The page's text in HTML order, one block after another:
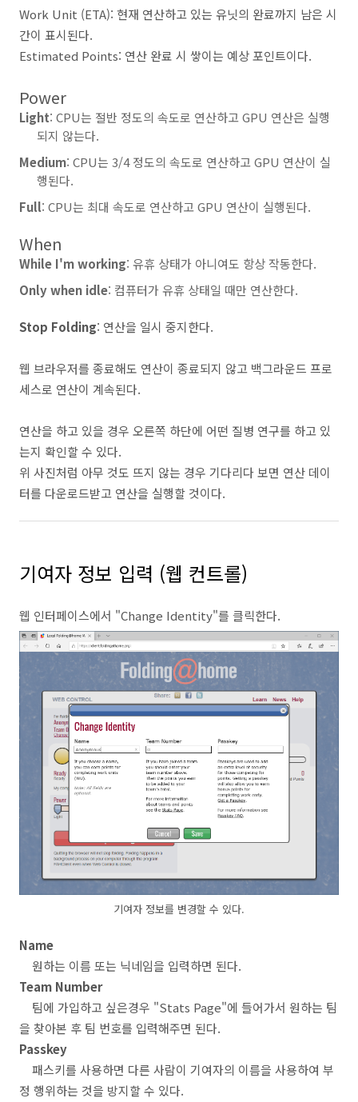
Work Unit (ETA): 현재 연산하고 있는 유닛의 완료까지 남은 시
간이 표시된다.
Estimated Points: 연산 완료 시 쌓이는 예상 포인트이다.
Power
Light: CPU는 절반 정도의 속도로 연산하고 GPU 연산은 실행
되지 않는다.
Medium: CPU는 3/4 정도의 속도로 연산하고 GPU 연산이 실
행된다.
Full: CPU는 최대 속도로 연산하고 GPU 연산이 실행된다.
When
While I'm working: 유휴 상태가 아니여도 항상 작동한다.
Only when idle: 컴퓨터가 유휴 상태일 때만 연산한다.
Stop Folding: 연산을 일시 중지한다.
웹 브라우저를 종료해도 연산이 종료되지 않고 백그라운드 프로
세스로 연산이 계속된다.
연산을 하고 있을 경우 오른쪽 하단에 어떤 질병 연구를 하고 있
는지 확인할 수 있다.
위 사진처럼 아무 것도 뜨지 않는 경우 기다리다 보면 연산 데이
터를 다운로드받고 연산을 실행할 것이다.
기여자 정보 입력 (웹 컨트롤)
웹 인터페이스에서 "Change Identity"를 클릭한다.
기여자 정보를 변경할 수 있다.
Name
원하는 이름 또는 닉네임을 입력하면 된다.
Team Number
팀에 가입하고 싶은경우 "Stats Page"에 들어가서 원하는 팀
을 찾아본 후 팀 번호를 입력해주면 된다.
Passkey
패스키를 사용하면 다른 사람이 기여자의 이름을 사용하여 부
정 행위하는 것을 방지할 수 있다.